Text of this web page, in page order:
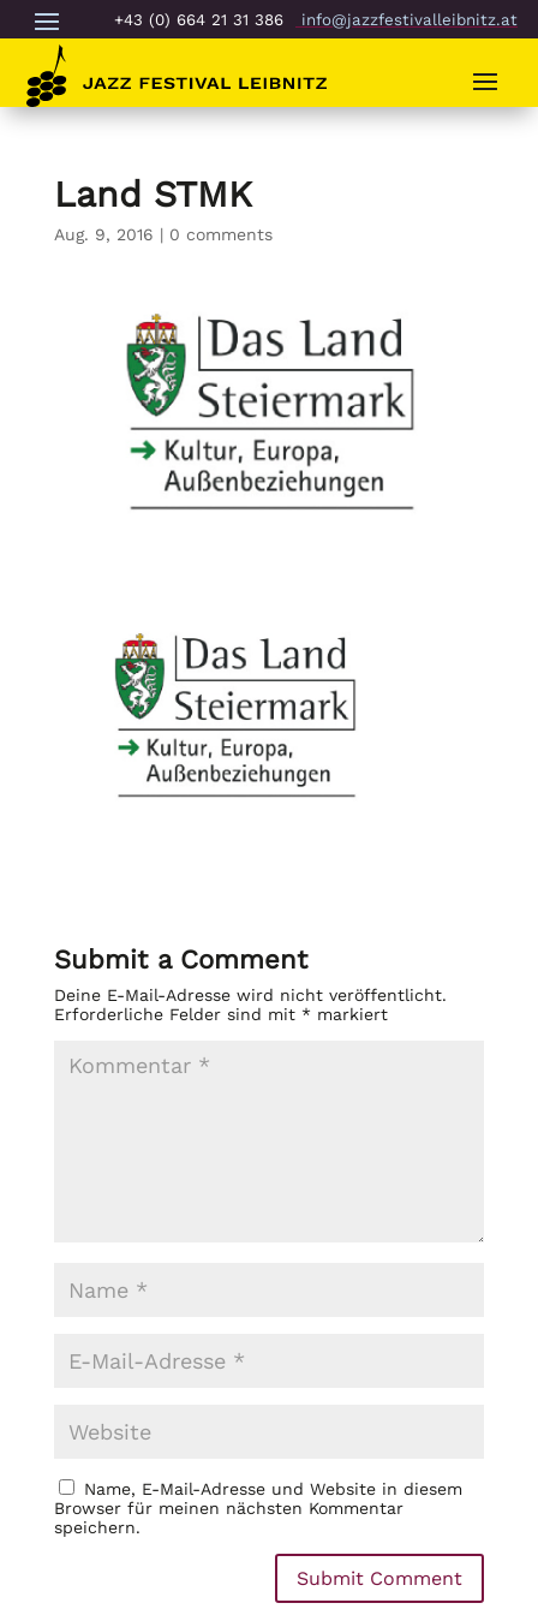
+43 (0) 664 21 31 386 info@jazzfestivalleibnitz.at
Land STMK
Aug. 9, 2016 | 0 comments
Submit a Comment
Deine E-Mail-Adresse wird nicht veröffentlicht.
Erforderliche Felder sind mit *markiert
Name, E-Mail-Adresse und Website in diesem
Browser für meinen nächsten Kommentar
speichern.